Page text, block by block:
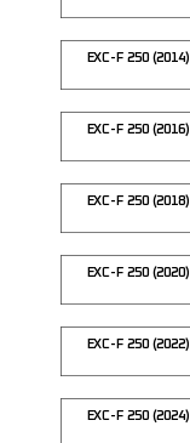
EXC-F 250 (2014)
EXC-F 250 (2016)
EXC-F 250 (2018)
EXC-F 250 (2020)
EXC-F 250 (2022)
EXC-F 250 (2024)